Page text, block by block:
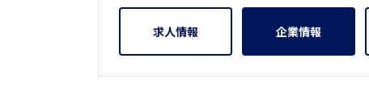
求人情報 企業情報